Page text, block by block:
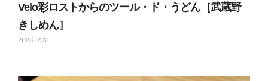
Velo彩ロストからのツール・ド・うどん［武蔵野
きしめん］
2025.12.31